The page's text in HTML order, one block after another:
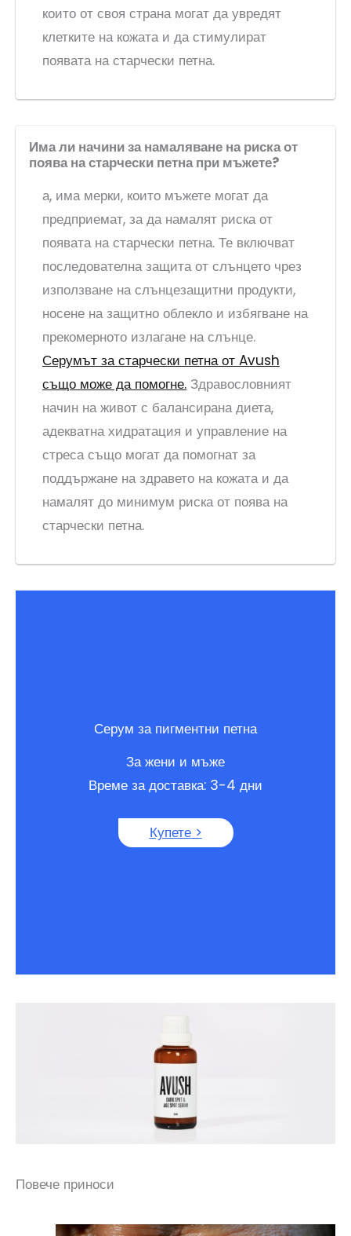
които от своя страна могат да увредят
клетките на кожата и да стимулират
появата на старчески петна.
Има ли начини за намаляване на риска от
поява на старчески петна при мъжете?
а, има мерки, които мъжете могат да
предприемат, за да намалят риска от
появата на старчески петна. Те включват
последователна защита от слънцето чрез
използване на слънцезащитни продукти,
носене на защитно облекло и избягване на
прекомерното излагане на слънце.
Серумът за старчески петна от Avush
също може да помогне. Здравословният
начин на живот с балансирана диета,
адекватна хидратация и управление на
стреса също могат да помогнат за
поддържане на здравето на кожата и да
намалят до минимум риска от поява на
старчески петна.
Серум за пигментни петна
За жени и мъже
Време за доставка: 3-4 дни
Купете >
Повече приноси